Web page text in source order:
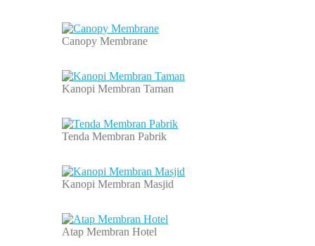
Canopy Membrane
Kanopi Membran Taman
Tenda Membran Pabrik
Kanopi Membran Masjid
Atap Membran Hotel